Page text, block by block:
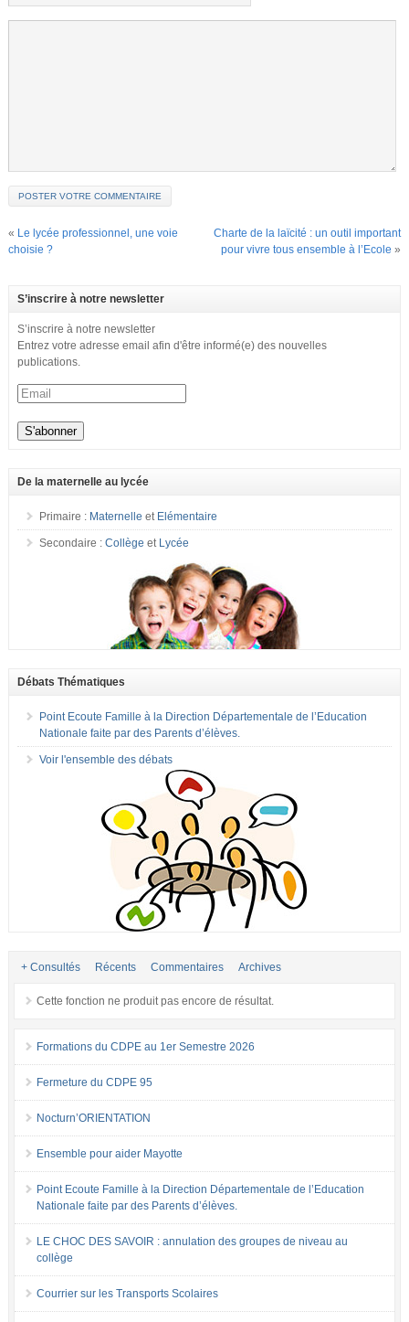
« Le lycée professionnel, une voie
choisie ?
Charte de la laïcité : un outil important
pour vivre tous ensemble à l’Ecole »
S’inscrire à notre newsletter
S’inscrire à notre newsletter
Entrez votre adresse email afin d'être informé(e) des nouvelles
publications.
De la maternelle au lycée
Primaire : Maternelle et Elémentaire
Secondaire : Collège et Lycée
Débats Thématiques
Point Ecoute Famille à la Direction Départementale de l’Education
Nationale faite par des Parents d’élèves.
Voir l'ensemble des débats
+ Consultés Récents Commentaires Archives
Cette fonction ne produit pas encore de résultat.
Formations du CDPE au 1er Semestre 2026
Fermeture du CDPE 95
Nocturn’ORIENTATION
Ensemble pour aider Mayotte
Point Ecoute Famille à la Direction Départementale de l’Education
Nationale faite par des Parents d’élèves.
LE CHOC DES SAVOIR : annulation des groupes de niveau au
collège
Courrier sur les Transports Scolaires